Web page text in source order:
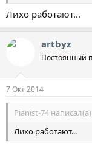
Лихо работают...
artbyz
Постоянный
7 Окт 2014
Pianist-74
Лихо работают...